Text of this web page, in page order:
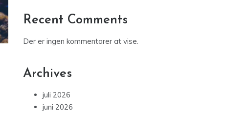
Recent Comments
Der er ingen kommentarer at vise.
Archives
juli 2026
juni 2026